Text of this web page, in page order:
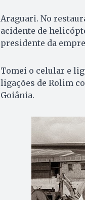
Araguari. No
acidente de
presidente da
Tomei o celular e
ligações de Rolim
Goiânia.